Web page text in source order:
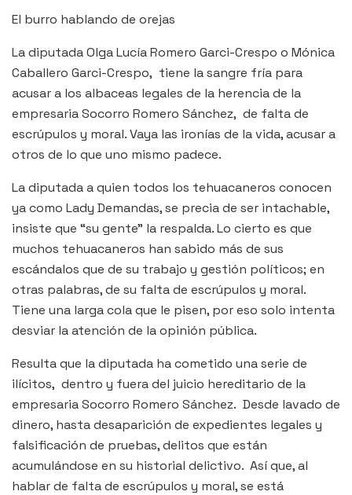
El burro hablando de orejas
La diputada Olga Lucía Romero Garci-Crespo o Mónica
Caballero Garci-Crespo, tiene la sangre fría para
acusar a los albaceas legales de la herencia de la
empresaria Socorro Romero Sánchez, de falta de
escrúpulos y moral. Vaya las ironías de la vida, acusar a
otros de lo que uno mismo padece.
La diputada a quien todos los tehuacaneros conocen
ya como Lady Demandas, se precia de ser intachable,
insiste que “su gente” la respalda. Lo cierto es que
muchos tehuacaneros han sabido más de sus
escándalos que de su trabajo y gestión políticos; en
otras palabras, de su falta de escrúpulos y moral.
Tiene una larga cola que le pisen, por eso solo intenta
desviar la atención de la opinión pública.
Resulta que la diputada ha cometido una serie de
ilícitos, dentro y fuera del juicio hereditario de la
empresaria Socorro Romero Sánchez. Desde lavado de
dinero, hasta desaparición de expedientes legales y
falsificación de pruebas, delitos que están
acumulándose en su historial delictivo. Así que, al
hablar de falta de escrúpulos y moral, se está